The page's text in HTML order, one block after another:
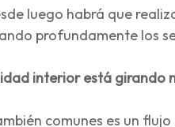
luego habrá que
profundamente los
interior está girando
comunes es un